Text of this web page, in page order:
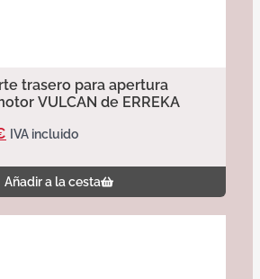
trasero para apertura
VULCAN de ERREKA
IVA incluido
Añadir a la cesta